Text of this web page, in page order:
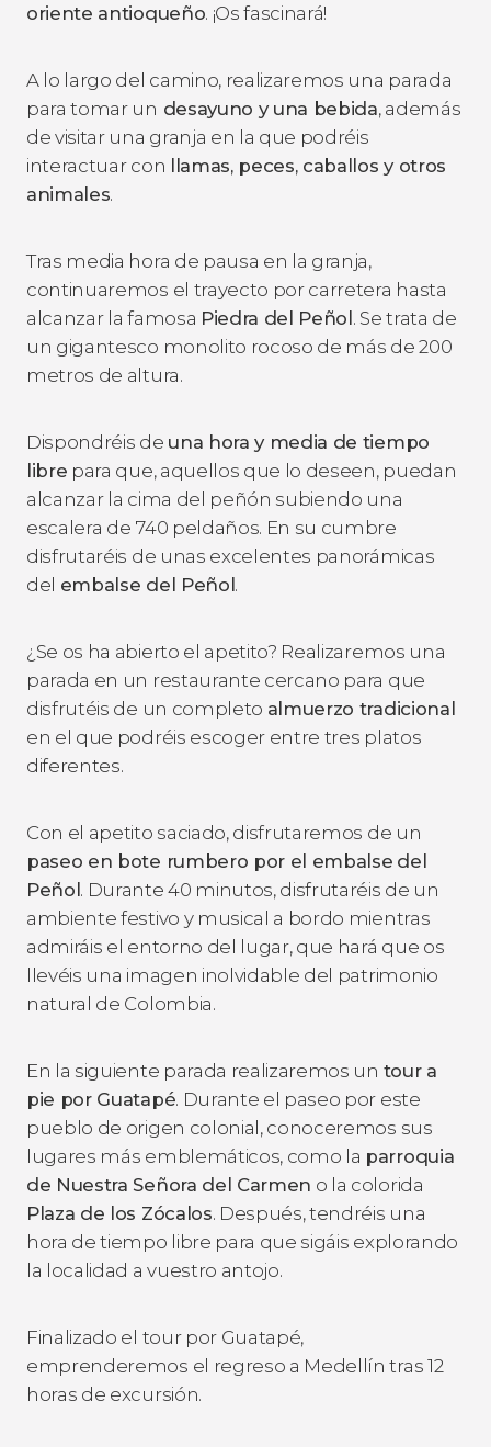
oriente antioqueño. ¡Os fascinará!
A lo largo del camino, realizaremos una parada
para tomar un desayuno y una bebida, además
de visitar una granja en la que podréis
interactuar con llamas, peces, caballos y otros
animales.
Tras media hora de pausa en la granja,
continuaremos el trayecto por carretera hasta
alcanzar la famosa Piedra del Peñol. Se trata de
un gigantesco monolito rocoso de más de 200
metros de altura.
Dispondréis de una hora y media de tiempo
libre para que, aquellos que lo deseen, puedan
alcanzar la cima del peñón subiendo una
escalera de 740 peldaños. En su cumbre
disfrutaréis de unas excelentes panorámicas
del embalse del Peñol.
¿Se os ha abierto el apetito? Realizaremos una
parada en un restaurante cercano para que
disfrutéis de un completo almuerzo tradicional
en el que podréis escoger entre tres platos
diferentes.
Con el apetito saciado, disfrutaremos de un
paseo en bote rumbero por el embalse del
Peñol. Durante 40 minutos, disfrutaréis de un
ambiente festivo y musical a bordo mientras
admiráis el entorno del lugar, que hará que os
llevéis una imagen inolvidable del patrimonio
natural de Colombia.
En la siguiente parada realizaremos un tour a
pie por Guatapé. Durante el paseo por este
pueblo de origen colonial, conoceremos sus
lugares más emblemáticos, como la parroquia
de Nuestra Señora del Carmen o la colorida
Plaza de los Zócalos. Después, tendréis una
hora de tiempo libre para que sigáis explorando
la localidad a vuestro antojo.
Finalizado el tour por Guatapé,
emprenderemos el regreso a Medellín tras 12
horas de excursión.